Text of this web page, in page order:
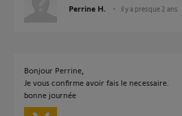
Perrine H. il y a presque 2 ans
Bonjour Perrine,
Je vous confirme avoir fais le necessaire.
bonne journée